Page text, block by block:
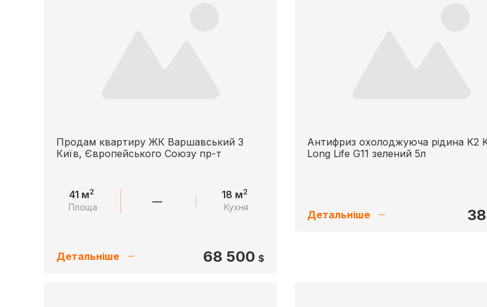
Продам квартиру ЖК Варшавський 3
Київ, Європейського Союзу пр-т
41 м2
Площа —
18 м2
Кухня
Детальніше 68 500 $
Антифриз охолоджуюча рідина K2
Long Life G11 зелений 5л
Детальніше